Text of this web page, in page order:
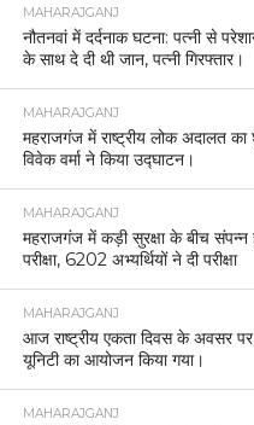
MAHARAJGANJ
नौतनवां में दर्दनाक घटना: पत्नी से
के साथ दे दी थी जान, पत्नी गिरफ्तार।
MAHARAJGANJ
महराजगंज में राष्ट्रीय लोक अदालत का
विवेक वर्मा ने किया उद्घाटन।
MAHARAJGANJ
महराजगंज में कड़ी सुरक्षा के बीच संपन्न
परीक्षा, 6202 अभ्यर्थियों ने दी परीक्षा
MAHARAJGANJ
आज राष्ट्रीय एकता दिवस के अवसर
यूनिटी का आयोजन किया गया।
MAHARAJGANJ